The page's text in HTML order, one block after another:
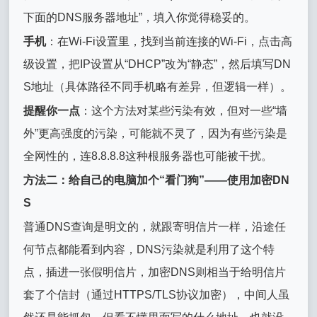
下面的DNS服务器地址”，填入你觉得稳妥的。
手机：在Wi-Fi设置里，找到当前连接的Wi-Fi，点击高
级设置，把IP设置从“DHCP”改为“静态”，然后填写DN
S地址（具体路径不同手机略有差异，但逻辑一样）。
提醒你一点 ：这个方法对某些污染有效，但对一些“墙
外”更高强度的污染，可能就不灵了，因为有些污染是
全网性的，连8.8.8.8这种根服务器也可能被干扰。
方法二：给自己的电脑加个“看门狗”——使用加密DN
S
普通DNS查询是明文的，就跟寄明信片一样，沿途任
何节点都能看到内容，DNS污染就是利用了这个特
点，插进一张假明信片，加密DNS则相当于给明信片
套了个信封（通过HTTPS/TLS协议加密），中间人虽